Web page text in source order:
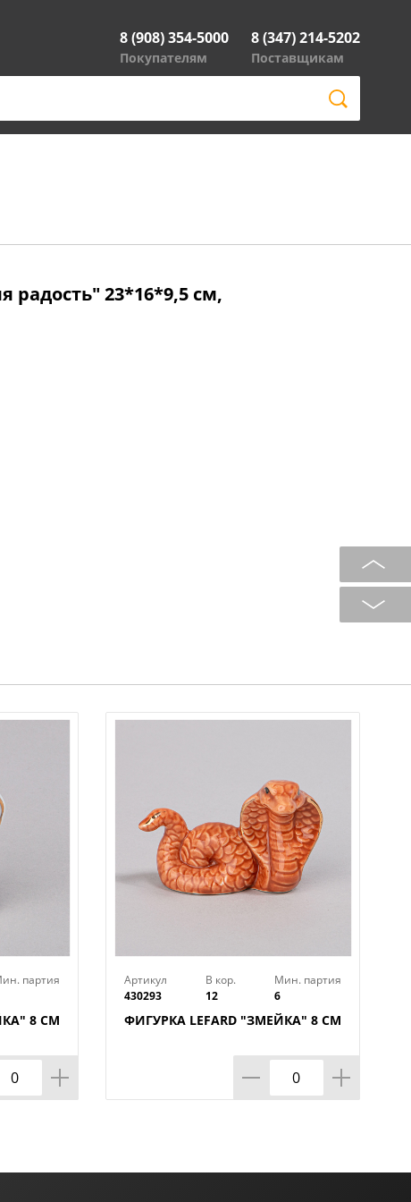
8 (908) 354-5000
Покупателям
8 (347) 214-5202
Поставщикам
радость" 23*16*9,5 см,
партия
8 СМ
Артикул
430293
В кор.
12
Мин. партия
6
ФИГУРКА LEFARD "ЗМЕЙКА" 8 СМ